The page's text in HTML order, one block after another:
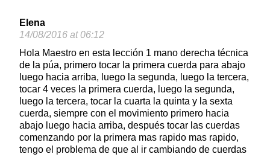
Elena
14/08/2016 at 06:12
Hola Maestro en esta lección 1 mano derecha técnica
de la púa, primero tocar la primera cuerda para abajo
luego hacia arriba, luego la segunda, luego la tercera,
tocar 4 veces la primera cuerda, luego la segunda,
luego la tercera, tocar la cuarta la quinta y la sexta
cuerda, siempre con el movimiento primero hacia
abajo luego hacia arriba, después tocar las cuerdas
comenzando por la primera mas rapido mas rapido,
tengo el problema de que al ir cambiando de cuerdas